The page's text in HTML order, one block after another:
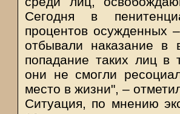
Сегодня в
процентов осужденных
отбывали наказание в
попадание таких лиц в
они не смогли
место в жизни", –
Ситуация, по мнению